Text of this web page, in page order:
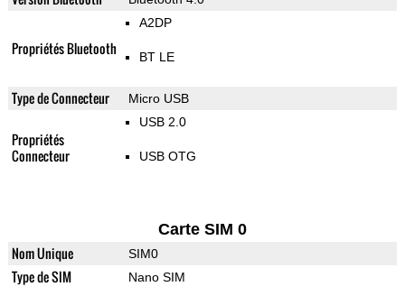
Propriétés Bluetooth
A2DP
BT LE
Type de Connecteur Micro USB
Propriétés
Connecteur
USB 2.0
USB OTG
Carte SIM 0
Nom Unique SIM0
Type de SIM Nano SIM